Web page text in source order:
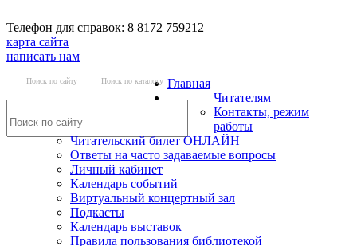
Телефон для справок: 8 8172 759212
карта сайта
написать нам
Поиск по сайту Поиск по каталогу Главная
Читателям
Контакты, режим
работы
Читательский билет ОНЛАЙН
Ответы на часто задаваемые вопросы
Личный кабинет
Календарь событий
Виртуальный концертный зал
Подкасты
Календарь выставок
Правила пользования библиотекой